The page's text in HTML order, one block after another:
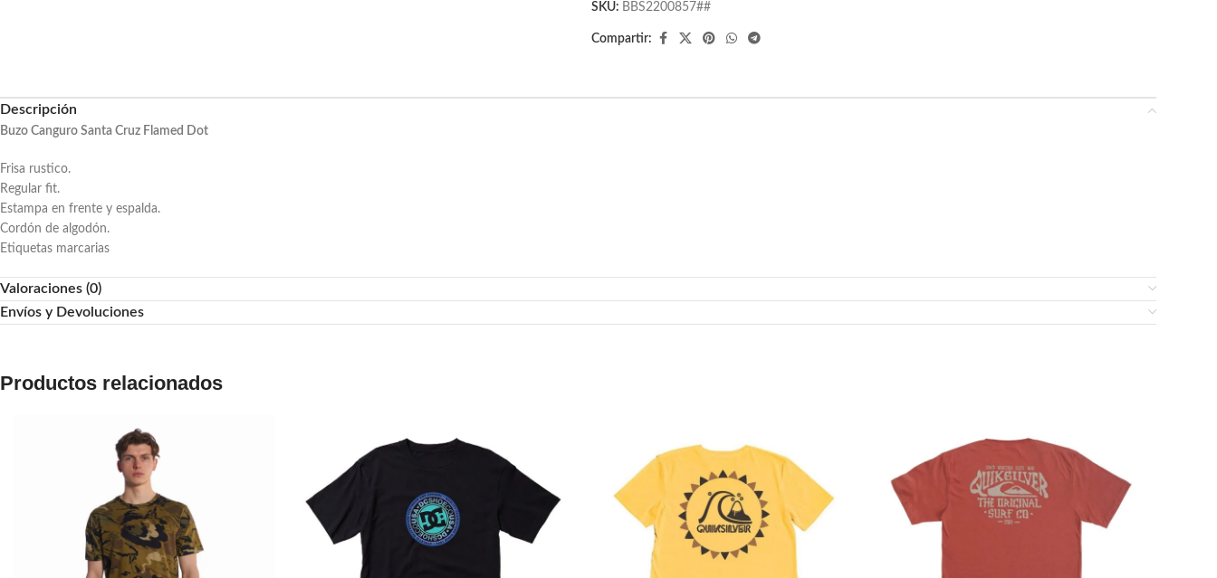
SKU: BBS2200857##
Compartir:
Descripción
Buzo Canguro Santa Cruz Flamed Dot
Frisa rustico.
Regular fit.
Estampa en frente y espalda.
Cordón de algodón.
Etiquetas marcarias
Valoraciones (0)
Envíos y Devoluciones
Productos relacionados